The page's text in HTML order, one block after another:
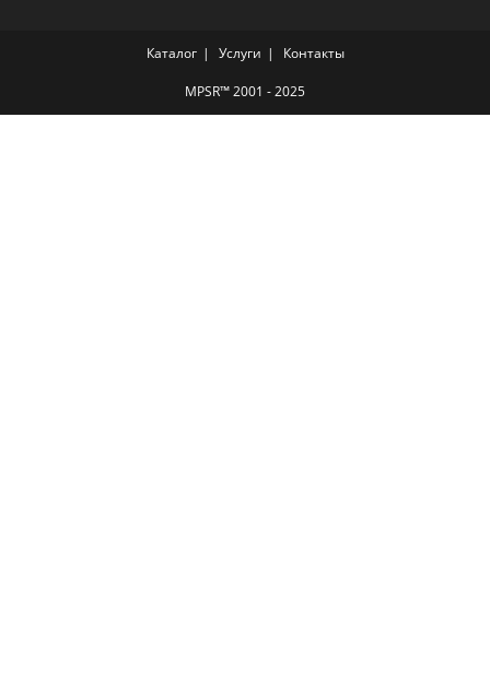
Каталог Услуги Контакты
MPSR™ 2001 - 2025